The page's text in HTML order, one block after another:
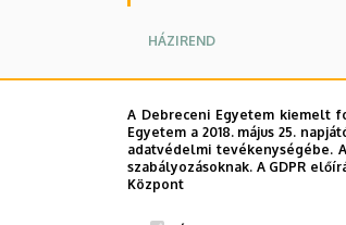
A Debreceni Egyetem kiemelt
Egyetem a 2018. május 25.
adatvédelmi tevékenységébe.
szabályozásoknak. A GDPR
Központ
HÁZIREND
DÓZISMONITOROZÁS
ÁLLANDÓSÁGI VIZSGÁLATOK